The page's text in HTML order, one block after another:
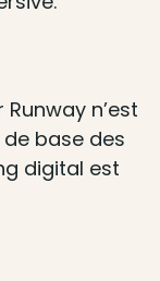
n’est
base des
digital est